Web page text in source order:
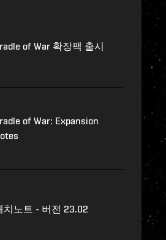
of War 확장팩 출시
of War: Expansion
치노트 - 버전 23.02